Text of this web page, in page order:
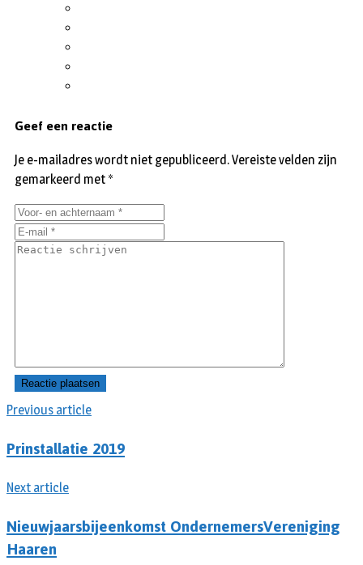
Previous article
Prinstallatie 2019
Next article
Nieuwjaarsbijeenkomst OndernemersVereniging
Haaren
Geef een reactie
Je e-mailadres wordt niet gepubliceerd.Vereiste velden zijn
gemarkeerd met *